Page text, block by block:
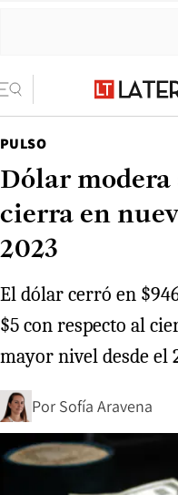
PULSO
Dólar modera
cierra en
2023
El dólar cerró en
$5 con respecto al
mayor nivel desde el
Por Sofía Aravena